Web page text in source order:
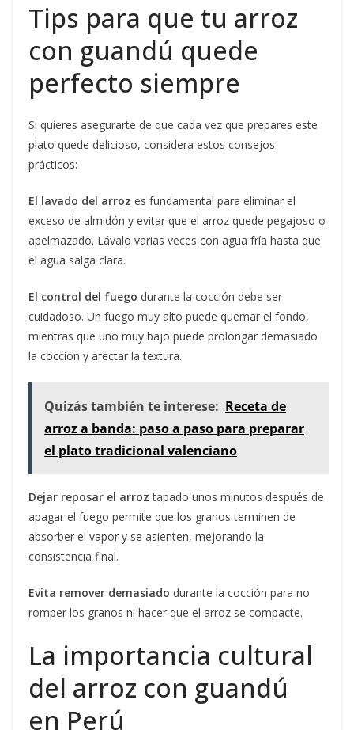
Tips para que tu arroz
con guandú quede
perfecto siempre
Si quieres asegurarte de que cada vez que prepares este
plato quede delicioso, considera estos consejos
prácticos:
El lavado del arroz es fundamental para eliminar el
exceso de almidón y evitar que el arroz quede pegajoso o
apelmazado. Lávalo varias veces con agua fría hasta que
el agua salga clara.
El control del fuego durante la cocción debe ser
cuidadoso. Un fuego muy alto puede quemar el fondo,
mientras que uno muy bajo puede prolongar demasiado
la cocción y afectar la textura.
Quizás también te interese: Receta de
arroz a banda: paso a paso para preparar
el plato tradicional valenciano
Dejar reposar el arroz tapado unos minutos después de
apagar el fuego permite que los granos terminen de
absorber el vapor y se asienten, mejorando la
consistencia final.
Evita remover demasiado durante la cocción para no
romper los granos ni hacer que el arroz se compacte.
La importancia cultural
del arroz con guandú
en Perú